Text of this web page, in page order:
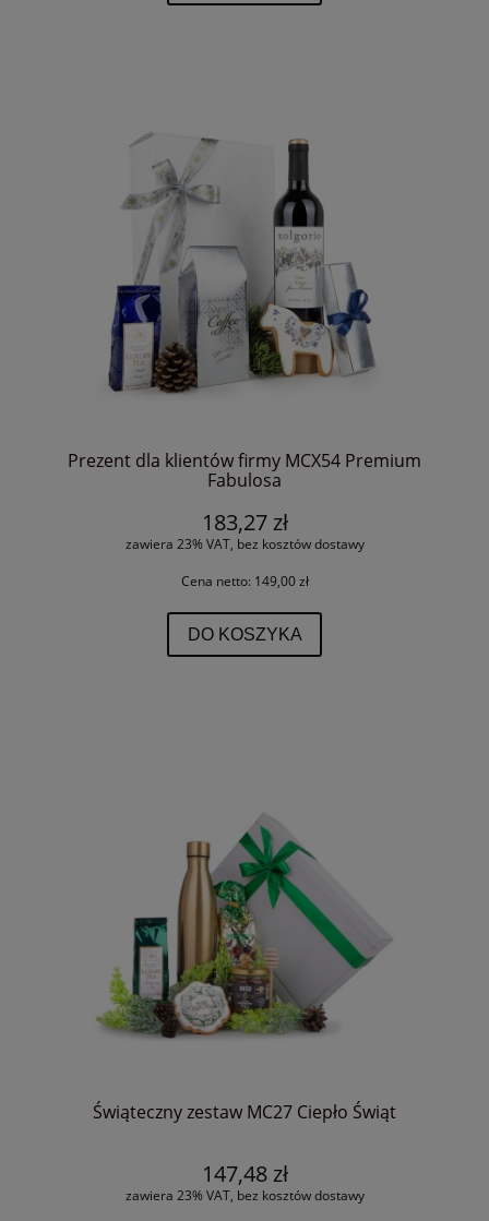
Prezent dla klientów firmy MCX54 Premium
Fabulosa
183,27 zł
zawiera 23% VAT, bez kosztów dostawy
Cena netto: 149,00 zł
DO KOSZYKA
Świąteczny zestaw MC27 Ciepło Świąt
147,48 zł
zawiera 23% VAT, bez kosztów dostawy